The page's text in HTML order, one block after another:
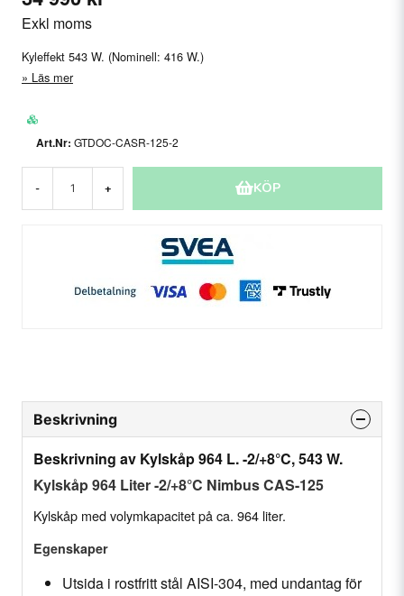
Exkl moms
Kyleffekt 543 W. (Nominell: 416 W.)
Läs mer
GTDOC-CASR-125-2
- + KÖP
Beskrivning
Beskrivning av Kylskåp 964 L. -2/+8°C, 543 W.
Kylskåp 964 Liter -2/+8°C Nimbus CAS-125
Kylskåp med volymkapacitet på ca. 964 liter.
Egenskaper
Utsida i rostfritt stål AISI-304, med undantag för